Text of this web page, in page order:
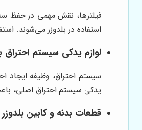
فیلترها، نقش مهمی در حفظ
استفاده در بلدوزر می‌شوند.
لوازم یدکی سیستم احتراق
سیستم احتراق، وظیفه ایجاد
یدکی سیستم احتراق اصلی،
قطعات بدنه و کابین بلدوزر